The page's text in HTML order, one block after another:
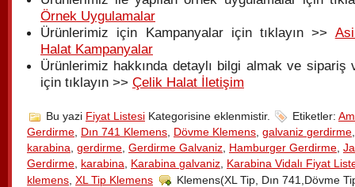
Örnek Uygulamalar
Ürünlerimiz için Kampanyalar için tıklayın >>
Halat Kampanyalar
Ürünlerimiz hakkında detaylı bilgi almak ve sipariş
için tıklayın >> Çelik Halat İletişim
Bu yazi Fiyat Listesi Kategorisine eklenmistir. Etiketler:
Gerdirme, Dın 741 Klemens, Dövme Klemens, galvaniz gerdirme
karabina, gerdirme, Gerdirme Galvaniz, Hamburger Gerdirme,
Gerdirme, karabina, Karabina galvaniz, Karabina Vidalı Fiyat
klemens XL Tip Klemens
Klemens(XL Tip, Dın 741,Dövme